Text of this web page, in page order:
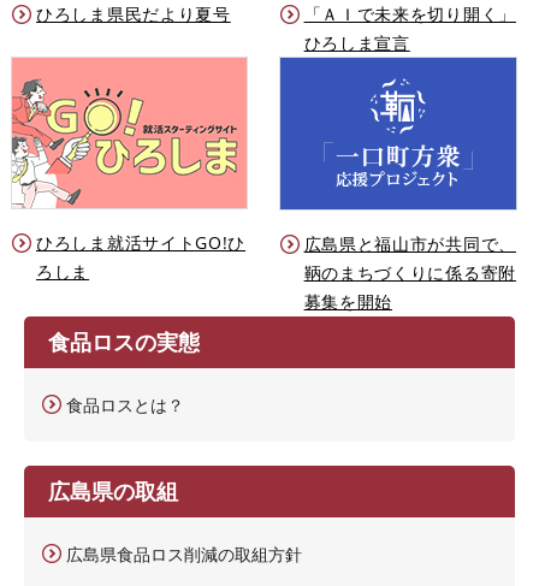
ひろしま県民だより夏号
「ＡＩで未来を切り開く」
ひろしま宣言
ひろしま就活サイトGO!ひ
ろしま
広島県と福山市が共同で、
鞆のまちづくりに係る寄附
募集を開始
食品ロスの実態
食品ロスとは？
広島県の取組
広島県食品ロス削減の取組方針